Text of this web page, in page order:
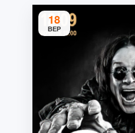
18
ВЕР